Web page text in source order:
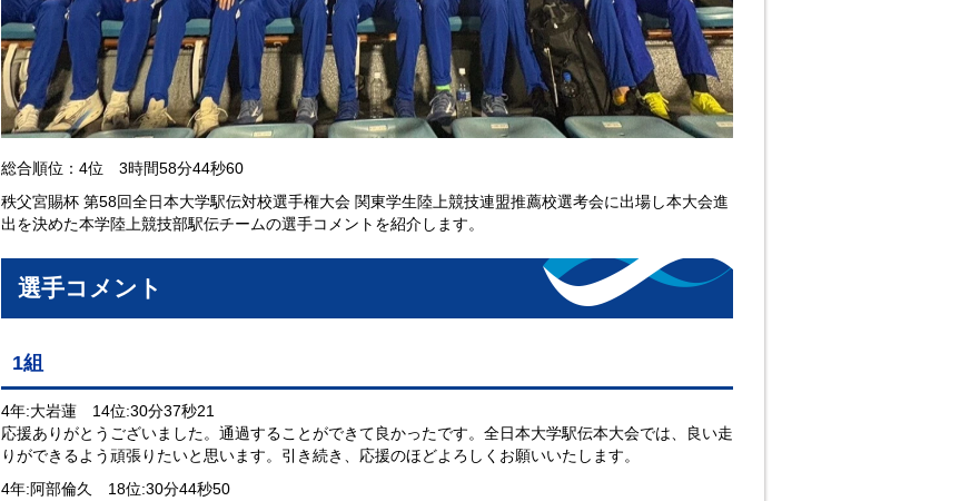
総合順位：4位 3時間58分44秒60
秩父宮賜杯 第58回全日本大学駅伝対校選手権大会 関東学生陸上競技連盟推薦校選考会に出場し本大会進
出を決めた本学陸上競技部駅伝チームの選手コメントを紹介します。
選手コメント
1組
4年:大岩蓮 14位:30分37秒21
応援ありがとうございました。通過することができて良かったです。全日本大学駅伝本大会では、良い走
りができるよう頑張りたいと思います。引き続き、応援のほどよろしくお願いいたします。
4年:阿部倫久 18位:30分44秒50